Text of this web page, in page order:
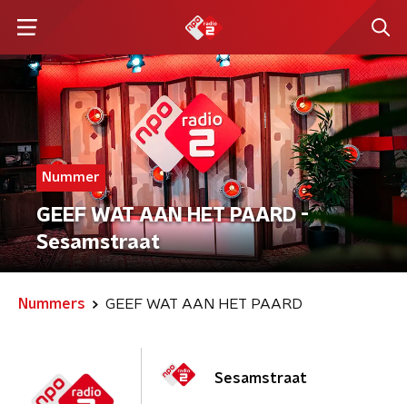
Nummer
GEEF WAT AAN HET PAARD -
Sesamstraat
Nummers GEEF WAT AAN HET PAARD
Sesamstraat